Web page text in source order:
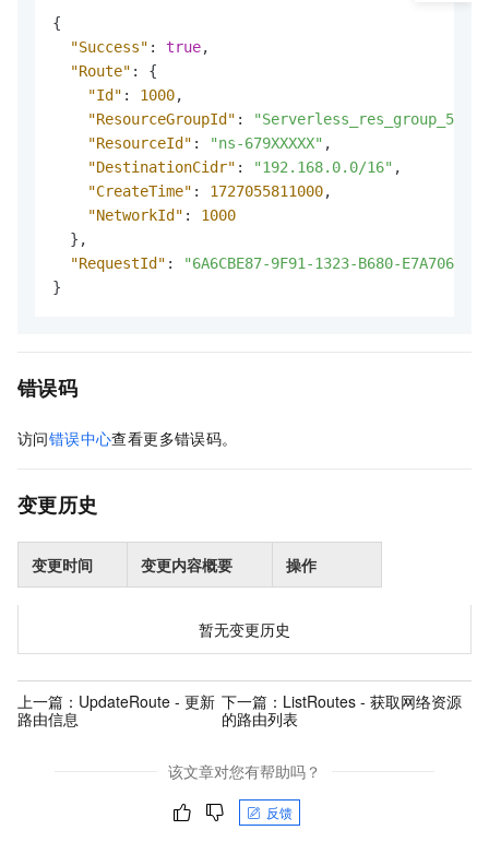
{
"Success" : true,
"Route" :
{
"Id" : 1000,
"ResourceGroupId" :
"ResourceId" : "ns-679XXXXX" ,
"DestinationCidr" : "192.168.0.0/16" ,
"CreateTime" : 1727055811000,
"NetworkId" :
1000
} ,
"RequestId" :
"6A6CBE87-9F91-1323-B680-
}
错误码
访问错误中心查看更多错误码。
变更历史
变更时间 变更内容概要 操作
暂无变更历史
上一篇： UpdateRoute - 更新
路由信息
下一篇： ListRoutes - 获取网络资源
的路由列表
该文章对您有帮助吗？
反馈